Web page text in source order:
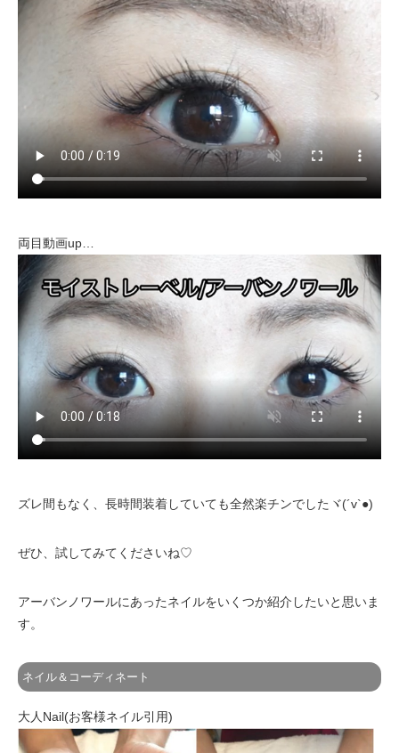
両目動画up…
ズレ間もなく、長時間装着していても全然楽チンでしたヾ(´v`●)
ぜひ、試してみてくださいね♡
アーバンノワールにあったネイルをいくつか紹介したいと思いま
す。
ネイル＆コーディネート
大人Nail(お客様ネイル引用)